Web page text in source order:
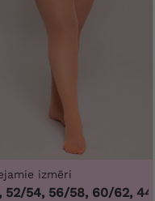
izmēri
54, 56/58, 60/62,44/